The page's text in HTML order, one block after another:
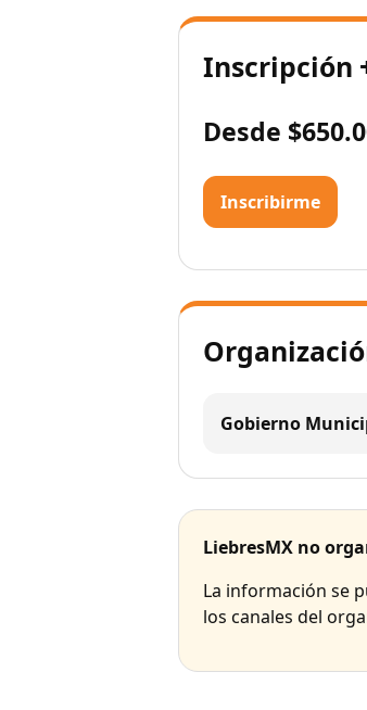
Inscripción
Desde
Inscribirme
Gobierno
LiebresMX no
La información se
los canales del